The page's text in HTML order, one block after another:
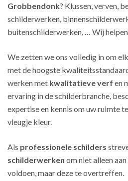
Grobbendonk? Klussen, verven,
schilderwerken,
buitenschilderwerken, … Wij
We zetten we ons volledig in om
met de hoogste
werken met kwalitatieve verf en
ervaring in de schilderbranche,
expertise en kennis om uw ruimte
vleugje kleur.
Als professionele schilders
schilderwerken om niet alleen
voldoen, maar deze te overtreffen.